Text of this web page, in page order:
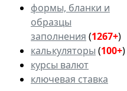
формы, бланки и
образцы
заполнения (1267+)
калькуляторы (100+)
курсы валют
ключевая ставка